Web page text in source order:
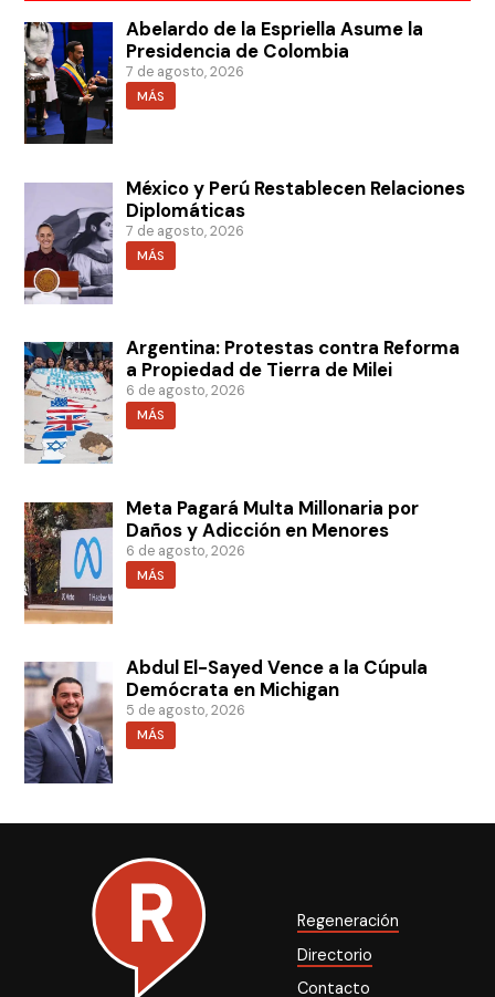
Abelardo de la Espriella Asume la
Presidencia de Colombia
7 de agosto, 2026
MÁS
México y Perú Restablecen Relaciones
Diplomáticas
7 de agosto, 2026
MÁS
Argentina: Protestas contra Reforma
a Propiedad de Tierra de Milei
6 de agosto, 2026
MÁS
Meta Pagará Multa Millonaria por
Daños y Adicción en Menores
6 de agosto, 2026
MÁS
Abdul El-Sayed Vence a la Cúpula
Demócrata en Michigan
5 de agosto, 2026
MÁS
Regeneración
Directorio
Contacto